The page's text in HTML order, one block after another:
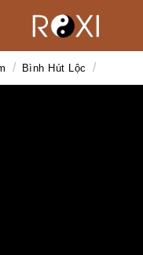
/ Bình Hút Lộc /